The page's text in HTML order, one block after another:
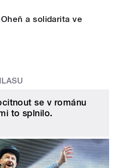
a solidarita ve
se v románu
to splnilo.